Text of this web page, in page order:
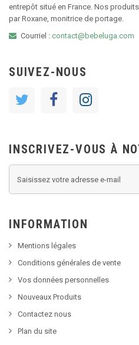
entrepôt situé en France. Nos
par Roxane, monitrice de portage.
Courriel : contact@bebeluga.com
SUIVEZ-NOUS
INSCRIVEZ-VOUS À
INFORMATION
Mentions légales
Conditions générales de vente
Vos données personnelles
Nouveaux Produits
Contactez nous
Plan du site